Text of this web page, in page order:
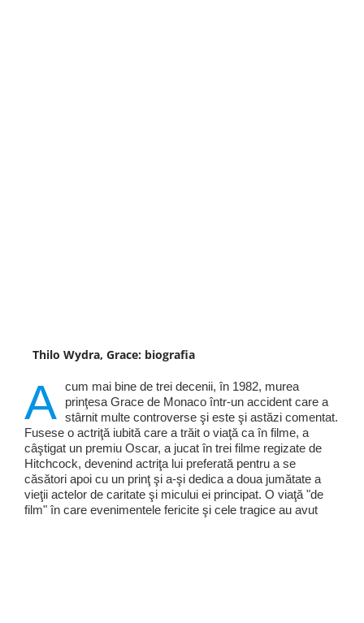
Thilo Wydra, Grace: biografia
A cum mai bine de trei decenii, în 1982, murea
prinţesa Grace de Monaco într-un accident care a
stârnit multe controverse şi este şi astăzi comentat.
Fusese o actriţă iubită care a trăit o viaţă ca în filme, a
câştigat un premiu Oscar, a jucat în trei filme regizate de
Hitchcock, devenind actriţa lui preferată pentru a se
căsători apoi cu un prinţ şi a-şi dedica a doua jumătate a
vieţii actelor de caritate şi micului ei principat. O viaţă "de
film" în care evenimentele fericite şi cele tragice au avut